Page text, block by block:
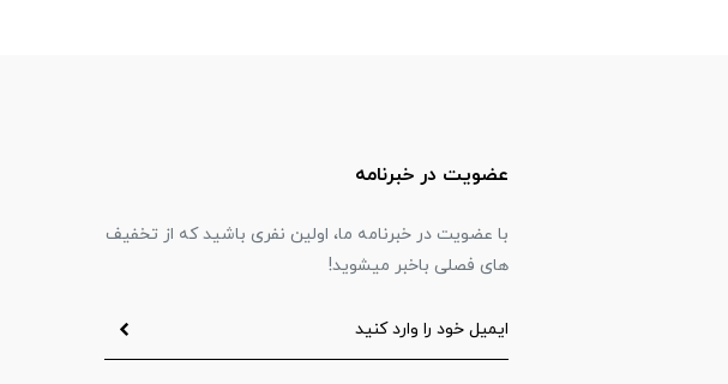
عضویت در خبرنامه
با عضویت در خبرنامه ما، اولین نفری باشید که از تخفیف
های فصلی باخبر میشوید!